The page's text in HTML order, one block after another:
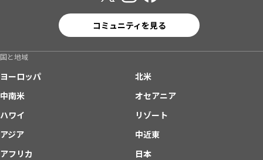
コミュニティを見る
国と地域
ヨーロッパ
北米
中南米
オセアニア
ハワイ
リゾート
アジア
中近東
アフリカ
日本